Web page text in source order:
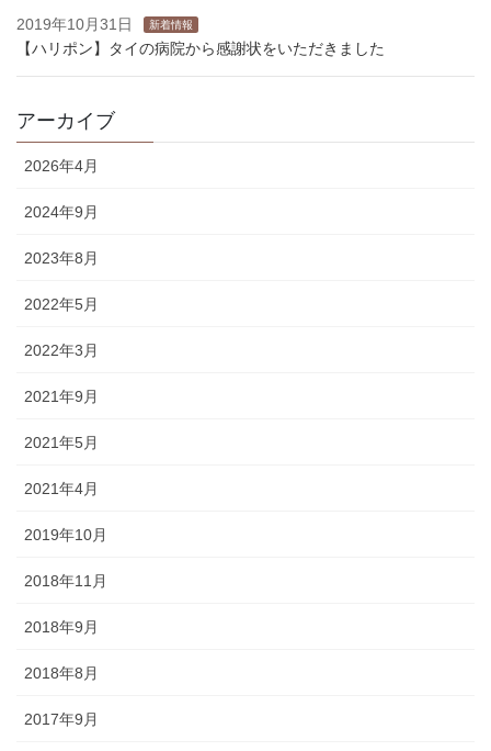
2019年10月31日 新着情報
【ハリポン】タイの病院から感謝状をいただきました
アーカイブ
2026年4月
2024年9月
2023年8月
2022年5月
2022年3月
2021年9月
2021年5月
2021年4月
2019年10月
2018年11月
2018年9月
2018年8月
2017年9月